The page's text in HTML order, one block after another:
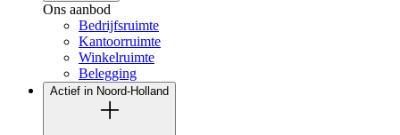
Ons aanbod
Bedrijfsruimte
Kantoorruimte
Winkelruimte
Belegging
Actief in Noord-Holland